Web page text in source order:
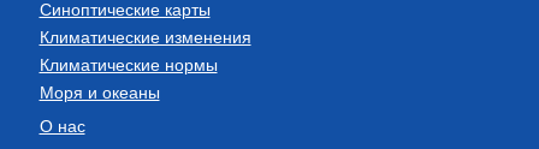
Синоптические карты
Климатические изменения
Климатические нормы
Моря и океаны
О нас